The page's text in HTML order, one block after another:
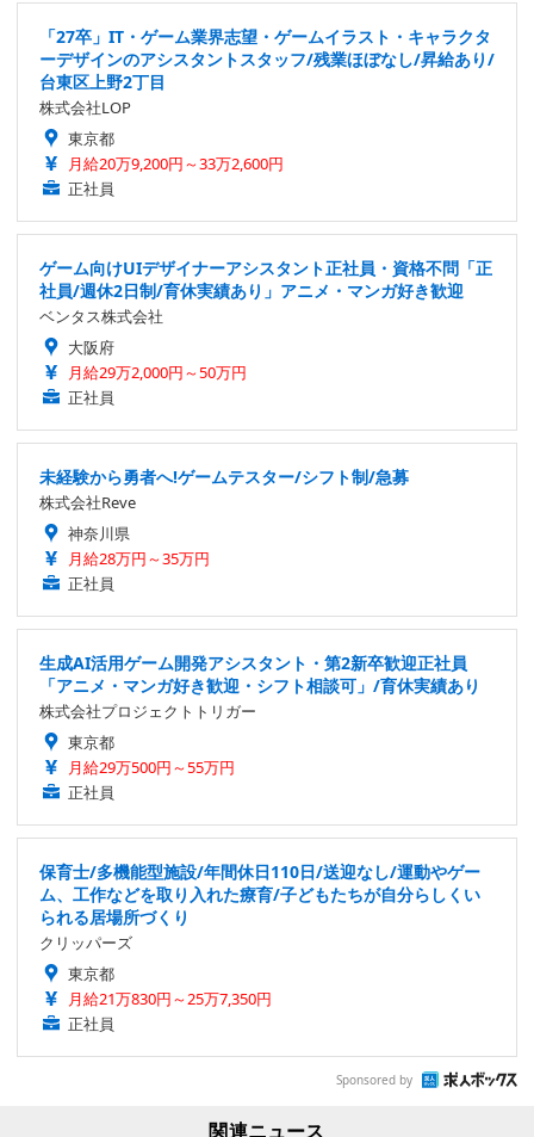
「27卒」IT・ゲーム業界志望・ゲームイラスト・キャラクタ
ーデザインのアシスタントスタッフ/残業ほぼなし/昇給あり/
台東区上野2丁目
株式会社LOP
東京都
月給20万9,200円～33万2,600円
正社員
ゲーム向けUIデザイナーアシスタント正社員・資格不問「正
社員/週休2日制/育休実績あり」アニメ・マンガ好き歓迎
ベンタス株式会社
大阪府
月給29万2,000円～50万円
正社員
未経験から勇者へ!ゲームテスター/シフト制/急募
株式会社Reve
神奈川県
月給28万円～35万円
正社員
生成AI活用ゲーム開発アシスタント・第2新卒歓迎正社員
「アニメ・マンガ好き歓迎・シフト相談可」/育休実績あり
株式会社プロジェクトトリガー
東京都
月給29万500円～55万円
正社員
保育士/多機能型施設/年間休日110日/送迎なし/運動やゲー
ム、工作などを取り入れた療育/子どもたちが自分らしくい
られる居場所づくり
クリッパーズ
東京都
月給21万830円～25万7,350円
正社員
Sponsored by
関連ニュース